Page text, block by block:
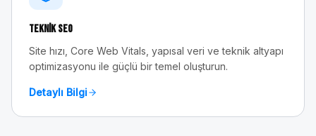
Teknik SEO
Site hızı, Core Web Vitals, yapısal veri ve teknik altyapı
optimizasyonu ile güçlü bir temel oluşturun.
Detaylı Bilgi